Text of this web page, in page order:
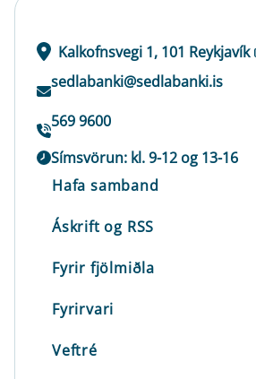
Kalkofnsvegi 1, 101 Reykjavík
sedlabanki@sedlabanki.is
569 9600
Símsvörun: kl. 9-12 og 13-16
Hafa samband
Áskrift og RSS
Fyrir fjölmiðla
Fyrirvari
Veftré